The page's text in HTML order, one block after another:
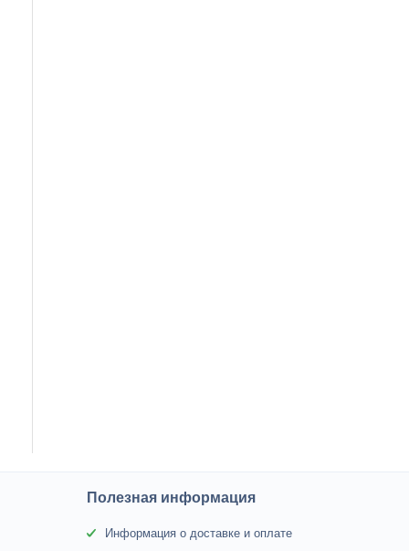
Полезная информация
Информация о доставке и оплате